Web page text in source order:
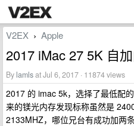
V2EX › Apple
2017 iMac 27 5K 自
By lamlsat Jul 6, 2017 · 11874 views
2017 的 imac 5k，选择了最低配
来的镁光内存发现标称虽然是
2133MHZ，哪位兄台有成功加两